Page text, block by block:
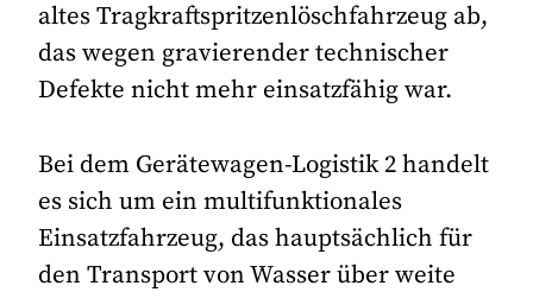
altes Tragkraftspritzenlöschfahrzeug ab,
das wegen gravierender technischer
Defekte nicht mehr einsatzfähig war.
Bei dem Gerätewagen-Logistik 2 handelt
es sich um ein multifunktionales
Einsatzfahrzeug, das hauptsächlich für
den Transport von Wasser über weite